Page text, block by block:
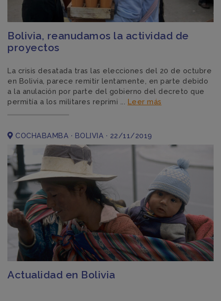
Bolivia, reanudamos la actividad de
proyectos
La crisis desatada tras las elecciones del 20 de octubre
en Bolivia, parece remitir lentamente, en parte debido
a la anulación por parte del gobierno del decreto que
permitía a los militares reprimi ... Leer más
COCHABAMBA · BOLIVIA · 22/11/2019
Actualidad en Bolivia